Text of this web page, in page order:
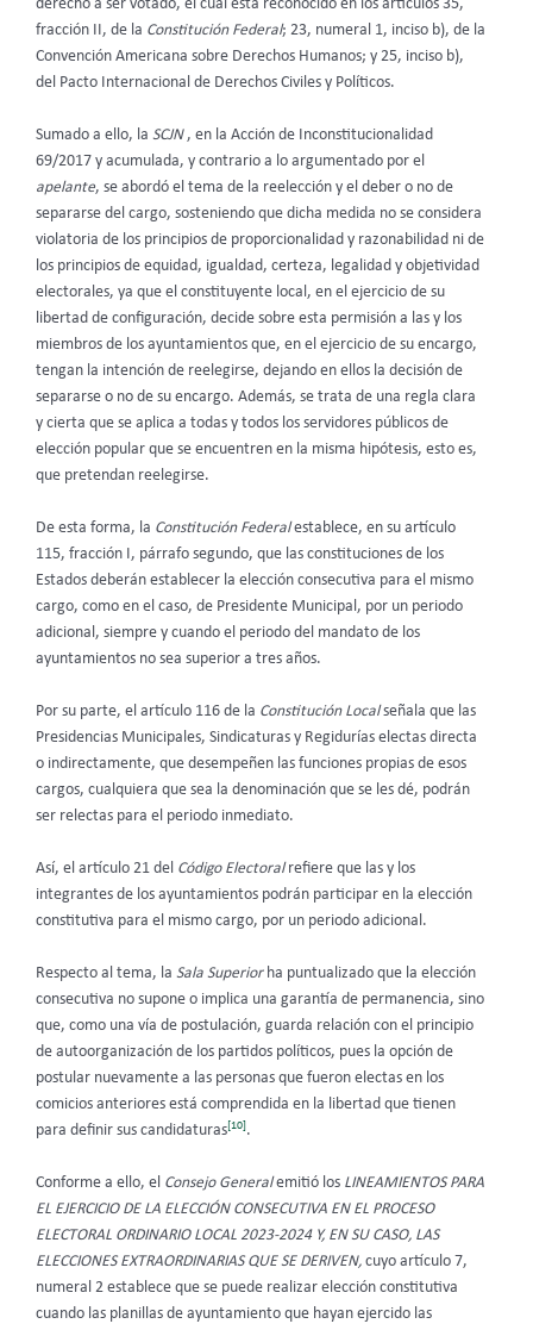
derecho a ser votado, el cual está reconocido en los artículos 35,
fracción II, de la Constitución Federal; 23, numeral 1, inciso b), de la
Convención Americana sobre Derechos Humanos; y 25, inciso b),
del Pacto Internacional de Derechos Civiles y Políticos.
Sumado a ello, la SCJN , en la Acción de Inconstitucionalidad
69/2017 y acumulada, y contrario a lo argumentado por el
apelante, se abordó el tema de la reelección y el deber o no de
separarse del cargo, sosteniendo que dicha medida no se considera
violatoria de los principios de proporcionalidad y razonabilidad ni de
los principios de equidad, igualdad, certeza, legalidad y objetividad
electorales, ya que el constituyente local, en el ejercicio de su
libertad de configuración, decide sobre esta permisión a las y los
miembros de los ayuntamientos que, en el ejercicio de su encargo,
tengan la intención de reelegirse, dejando en ellos la decisión de
separarse o no de su encargo. Además, se trata de una regla clara
y cierta que se aplica a todas y todos los servidores públicos de
elección popular que se encuentren en la misma hipótesis, esto es,
que pretendan reelegirse.
De esta forma, la Constitución Federalestablece, en su artículo
115, fracción I, párrafo segundo, que las constituciones de los
Estados deberán establecer la elección consecutiva para el mismo
cargo, como en el caso, de Presidente Municipal, por un periodo
adicional, siempre y cuando el periodo del mandato de los
ayuntamientos no sea superior a tres años.
Por su parte, el artículo 116 de la Constitución Localseñala que las
Presidencias Municipales, Sindicaturas y Regidurías electas directa
o indirectamente, que desempeñen las funciones propias de esos
cargos, cualquiera que sea la denominación que se les dé, podrán
ser relectas para el periodo inmediato.
Así, el artículo 21 del Código Electoralrefiere que las y los
integrantes de los ayuntamientos podrán participar en la elección
constitutiva para el mismo cargo, por un periodo adicional.
Respecto al tema, la Sala Superiorha puntualizado que la elección
consecutiva no supone o implica una garantía de permanencia, sino
que, como una vía de postulación, guarda relación con el principio
de autoorganización de los partidos políticos, pues la opción de
postular nuevamente a las personas que fueron electas en los
comicios anteriores está comprendida en la libertad que tienen
para definir sus candidaturas[10].
Conforme a ello, el Consejo Generalemitió los LINEAMIENTOS PARA
EL EJERCICIO DE LA ELECCIÓN CONSECUTIVA EN EL PROCESO
ELECTORAL ORDINARIO LOCAL 2023-2024 Y, EN SU CASO, LAS
ELECCIONES EXTRAORDINARIAS QUE SE DERIVEN, cuyo artículo 7,
numeral 2 establece que se puede realizar elección constitutiva
cuando las planillas de ayuntamiento que hayan ejercido las